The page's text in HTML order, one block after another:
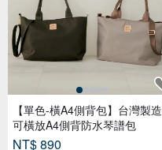
【單色-橫A4側背包】台灣製造
可橫放A4側背防水琴譜包
NT$ 890